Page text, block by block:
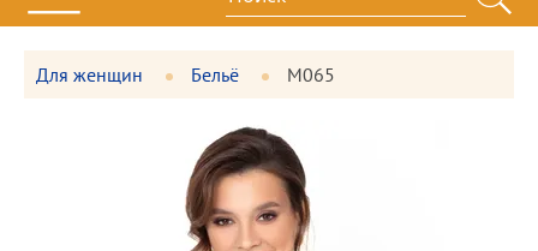
Для женщин Бельё М065
товара